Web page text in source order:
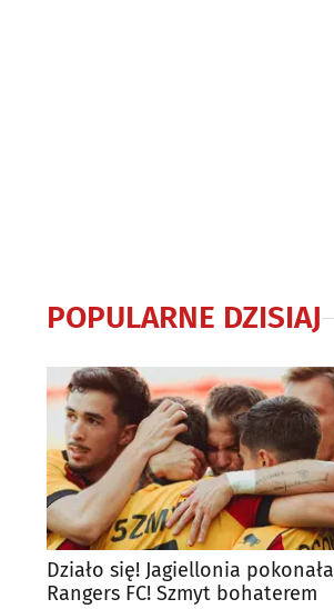
POPULARNE DZISIAJ
Działo się! Jagiellonia pokonała
Rangers FC! Szmyt bohaterem